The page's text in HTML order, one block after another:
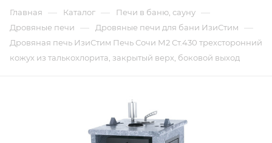
Главная — Каталог — Печи в баню, сауну —
Дровяные печи — Дровяные печи для бани ИзиСтим —
Дровяная печь ИзиСтим Печь Сочи М2 Ст.430 трехсторонний
кожух из талькохлорита, закрытый верх, боковой выход